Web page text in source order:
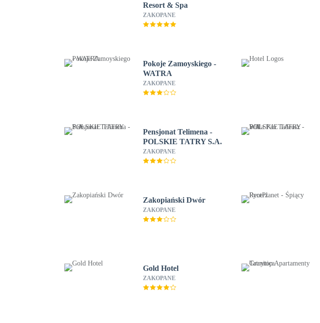
Resort & Spa
ZAKOPANE
Pokoje Zamoyskiego -
WATRA
ZAKOPANE
Pensjonat Telimena -
POLSKIE TATRY S.A.
ZAKOPANE
Zakopiański Dwór
ZAKOPANE
Gold Hotel
ZAKOPANE